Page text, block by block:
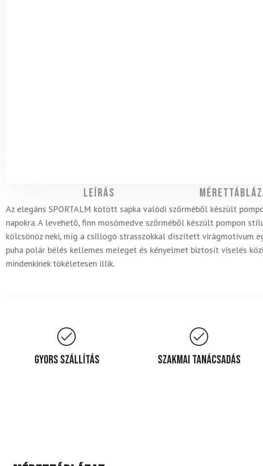
Leírás
Az elegáns SPORTALM kötött sapka valódi szőrméből készült
napokra. A levehető, finn mosómedve szőrméből készült pompon
kölcsönöz neki, míg a csillogó strasszokkal díszített virágmotívum
puha polár bélés kellemes meleget és kényelmet biztosít viselés
mindenkinek tökéletesen illik.
Gyors szállítás Szakmai tanácsadás